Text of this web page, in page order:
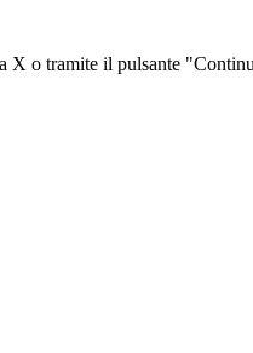
X o tramite il pulsante